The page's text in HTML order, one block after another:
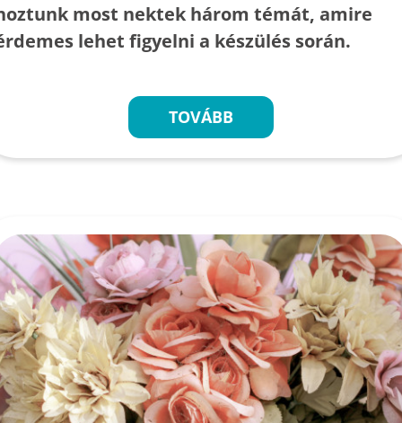
most nektek három témát, amire
lehet figyelni a készülés során.
TOVÁBB